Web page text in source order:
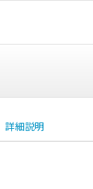
詳細説明